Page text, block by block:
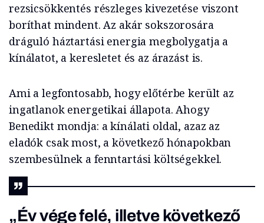
rezsicsökkentés részleges kivezetése viszont
boríthat mindent. Az akár sokszorosára
dráguló háztartási energia megbolygatja a
kínálatot, a keresletet és az árazást is.
Ami a legfontosabb, hogy előtérbe került az
ingatlanok energetikai állapota. Ahogy
Benedikt mondja: a kínálati oldal, azaz az
eladók csak most, a következő hónapokban
szembesülnek a fenntartási költségekkel.
„Év vége felé, illetve következő